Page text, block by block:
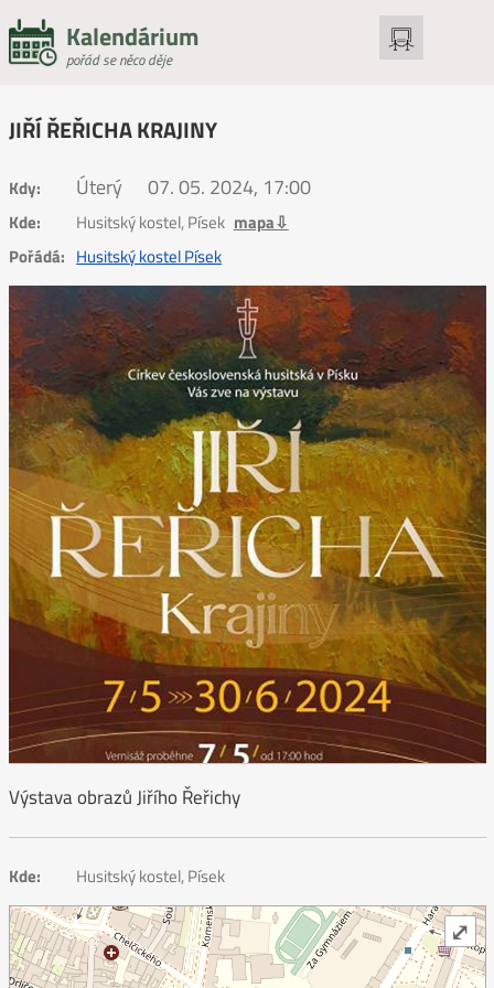
Kalendárium
pořád se něco děje
JIŘÍ ŘEŘICHA KRAJINY
Kdy: Úterý 07. 05. 2024, 17:00
Kde: Husitský kostel, Písek mapa⇩
Pořádá: Husitský kostel Písek
Výstava obrazů Jiřího Řeřichy
Kde: Husitský kostel, Písek
⤢